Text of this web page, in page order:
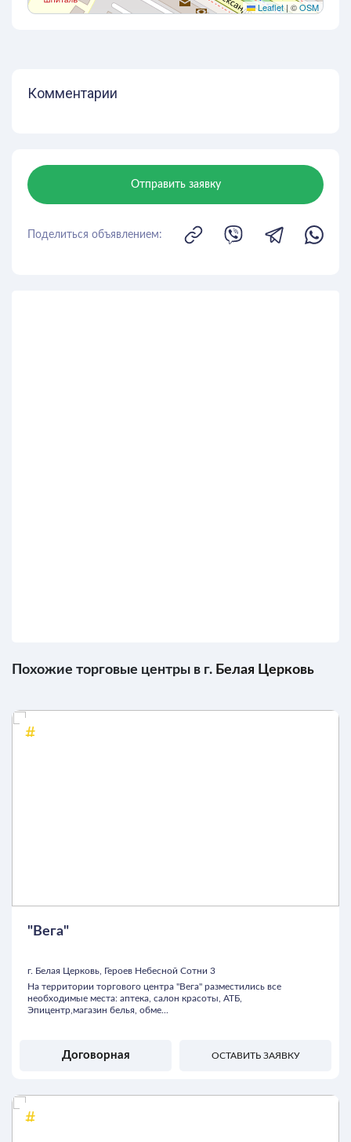
Leaflet| ©OSM
Комментарии
Отправить заявку
Поделиться объявлением:
Похожие торговые центры в г. Белая Церковь
"Вега"
г. Белая Церковь, Героев Небесной Cотни 3
На территории торгового центра "Вега" разместились все
необходимые места: аптека, салон красоты, АТБ,
Эпицентр,магазин белья, обме...
Договорная ОСТАВИТЬ ЗАЯВКУ